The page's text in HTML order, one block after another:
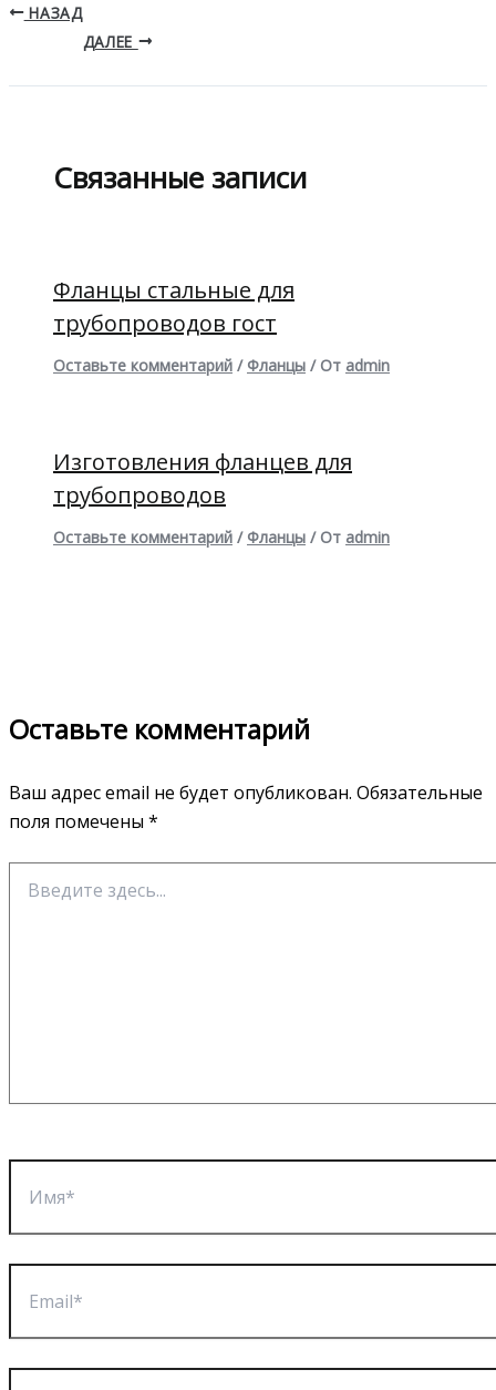
НАЗАД
ДАЛЕЕ
Связанные записи
Фланцы стальные для
трубопроводов гост
Оставьте комментарий / Фланцы / От admin
Изготовления фланцев для
трубопроводов
Оставьте комментарий / Фланцы / От admin
Оставьте комментарий
Ваш адрес email не будет опубликован. Обязательные
поля помечены *
здесь...
Имя*
Email*
Сайт